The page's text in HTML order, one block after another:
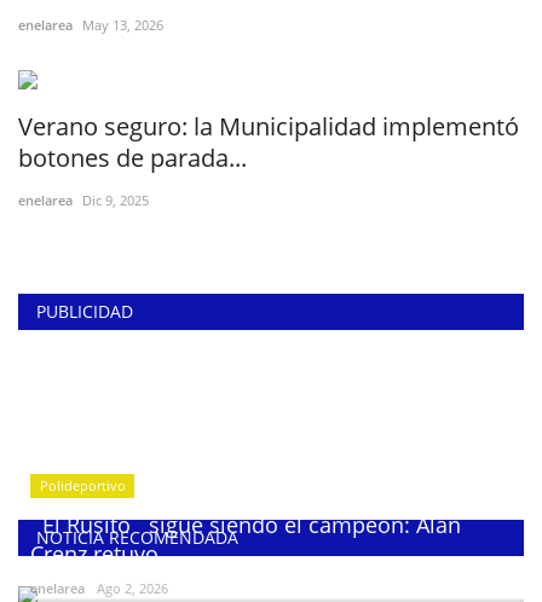
enelarea May 13, 2026
Verano seguro: la Municipalidad implementó
botones de parada...
enelarea Dic 9, 2025
PUBLICIDAD
NOTICIA RECOMENDADA
Polideportivo
¨El Rusito¨ sigue siendo el campeón: Alan
Crenz retuvo...
enelarea Ago 2, 2026